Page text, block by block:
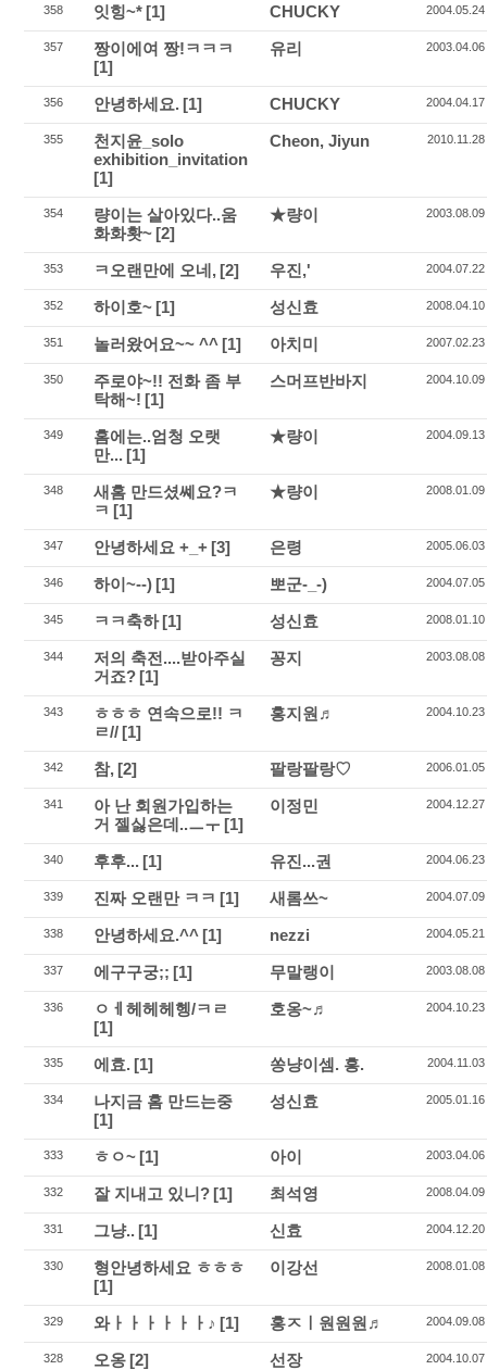
358 잇힝~* [1] CHUCKY 2004.05.24
357
짱이에여 짱!ㅋㅋㅋ
[1]
유리 2003.04.06
356 안녕하세요. [1] CHUCKY 2004.04.17
355
천지윤_solo
exhibition_invitation
[1]
Cheon, Jiyun 2010.11.28
354
량이는 살아있다..움
화화홧~ [2]
★량이 2003.08.09
353 ㅋ오랜만에 오네, [2] 우진,' 2004.07.22
352 하이호~ [1] 성신효 2008.04.10
351 놀러왔어요~~ ^^ [1] 아치미 2007.02.23
350
주로야~!! 전화 좀 부
탁해~! [1]
스머프반바지 2004.10.09
349
홈에는..엄청 오랫
만... [1]
★량이 2004.09.13
348
새홈 만드셨쎼요?ㅋ
ㅋ [1]
★량이 2008.01.09
347 안녕하세요 +_+ [3] 은령 2005.06.03
346 하이~--) [1] 뽀군-_-) 2004.07.05
345 ㅋㅋ축하[1] 성신효 2008.01.10
344
저의 축전....받아주실
거죠? [1]
꽁지 2003.08.08
343
ㅎㅎㅎ 연속으로!! ㅋ
ㄹ// [1]
홍지원♬ 2004.10.23
342 참, [2] 팔랑팔랑♡ 2006.01.05
341
아 난 회원가입하는
거 젤싫은데..ㅡㅜ [1]
이정민 2004.12.27
340 후후... [1] 유진...권 2004.06.23
339 진짜 오랜만 ㅋㅋ [1] 새롬쓰~ 2004.07.09
338 안녕하세요.^^ [1] nezzi 2004.05.21
337 에구구궁;; [1] 무말랭이 2003.08.08
336
ㅇㅔ헤헤헤헹/ㅋㄹ
[1]
호옹~♬ 2004.10.23
335 에효. [1] 쏭냥이셈. 흥. 2004.11.03
334
나지금 홈 만드는중
[1]
성신효 2005.01.16
333 ㅎㅇ~ [1] 아이 2003.04.06
332 잘 지내고 있니? [1] 최석영 2008.04.09
331 그냥.. [1] 신효 2004.12.20
330
형안녕하세요 ㅎㅎㅎ
[1]
이강선 2008.01.08
329 와ㅏㅏㅏㅏㅏㅏ♪ [1] 홍ㅈㅣ원원원♬ 2004.09.08
328 오옹 [2] 선장 2004.10.07